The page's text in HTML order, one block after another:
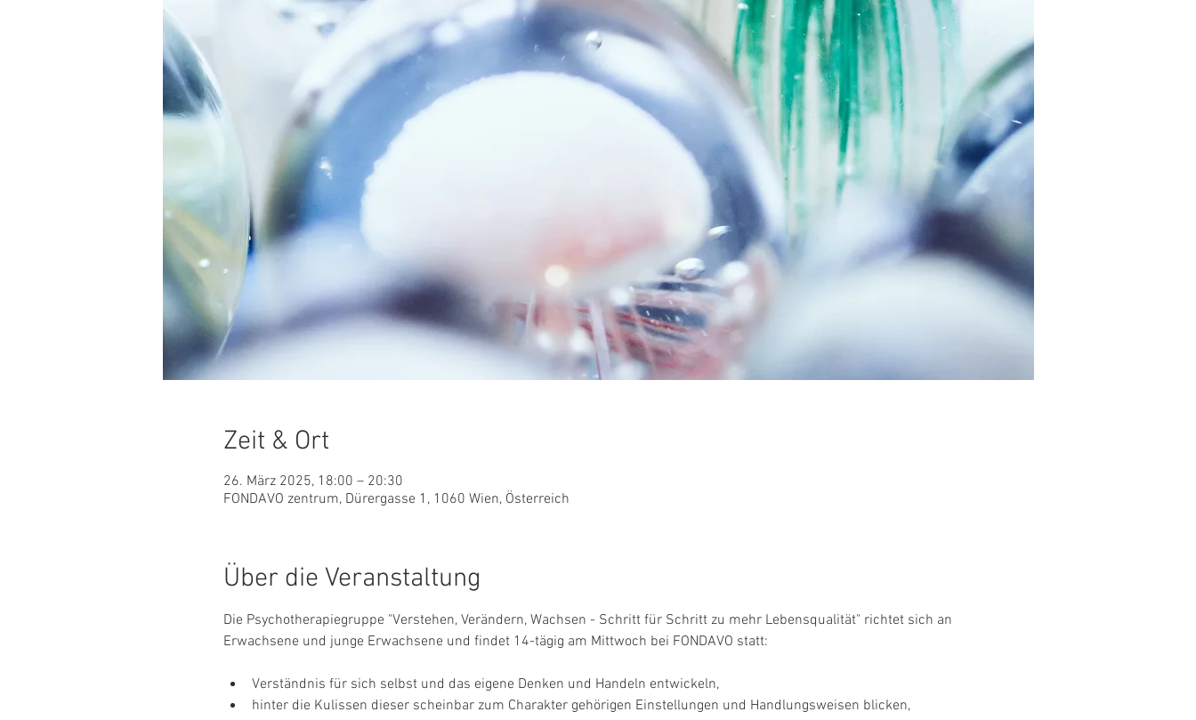
Zeit & Ort
26. März 2025, 18:00 – 20:30
FONDAVO zentrum, Dürergasse 1, 1060 Wien, Österreich
Über die Veranstaltung
Die Psychotherapiegruppe "Verstehen, Verändern, Wachsen - Schritt für Schritt zu mehr Lebensqualität" richtet sich an
Erwachsene und junge Erwachsene und findet 14-tägig am Mittwoch bei FONDAVO statt:
Verständnis für sich selbst und das eigene Denken und Handeln entwickeln,
hinter die Kulissen dieser scheinbar zum Charakter gehörigen Einstellungen und Handlungsweisen blicken,